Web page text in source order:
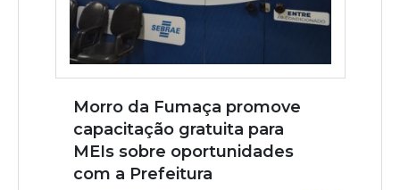
Morro da Fumaça promove
capacitação gratuita para
MEIs sobre oportunidades
com a Prefeitura